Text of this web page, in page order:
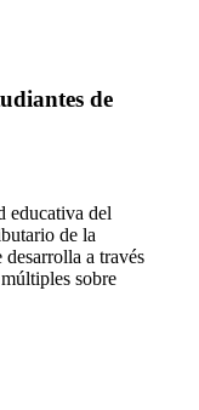
de
educativa del
de la
a través
sobre